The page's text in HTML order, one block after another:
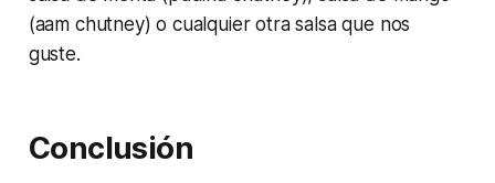
(aam chutney) o cualquier otra salsa que nos
guste.
Conclusión